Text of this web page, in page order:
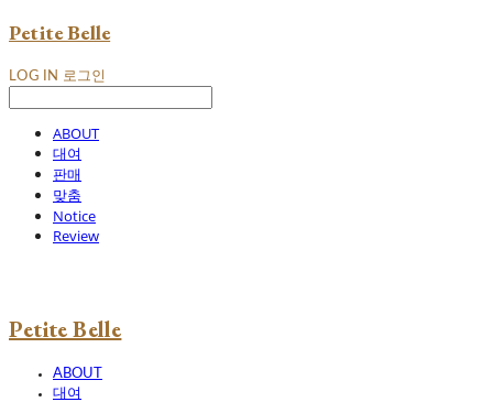
Petite Belle
LOG IN 로그인
ABOUT
대여
판매
맞춤
Notice
Review
Petite Belle
ABOUT
대여